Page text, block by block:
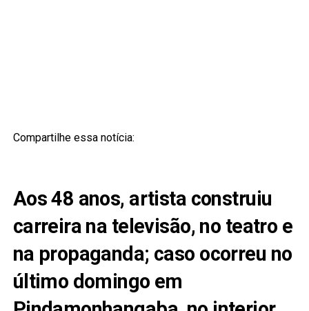
Compartilhe essa notícia:
Aos 48 anos, artista construiu
carreira na televisão, no teatro e
na propaganda; caso ocorreu no
último domingo em